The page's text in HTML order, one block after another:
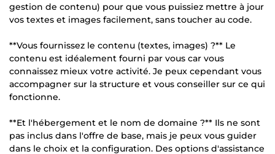
gestion de contenu) pour que vous puissiez mettre à jour
vos textes et images facilement, sans toucher au code.
**Vous fournissez le contenu (textes, images) ?** Le
contenu est idéalement fourni par vous car vous
connaissez mieux votre activité. Je peux cependant vous
accompagner sur la structure et vous conseiller sur ce qui
fonctionne.
**Et l'hébergement et le nom de domaine ?** Ils ne sont
pas inclus dans l'offre de base, mais je peux vous guider
dans le choix et la configuration. Des options d'assistance